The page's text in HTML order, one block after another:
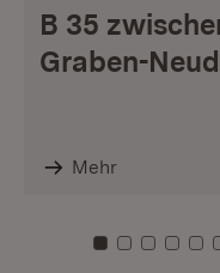
B 35
Graben-
Mehr
Zu Kachel:
ZuZuZu